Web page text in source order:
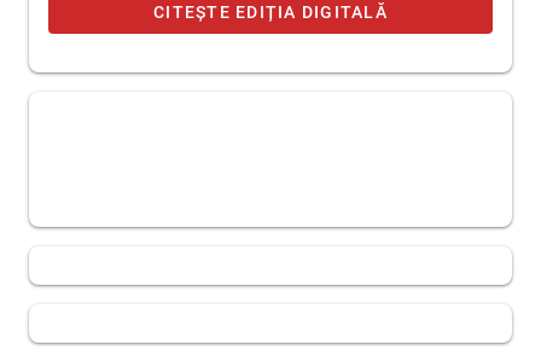
CITEȘTE EDIȚIA DIGITALĂ